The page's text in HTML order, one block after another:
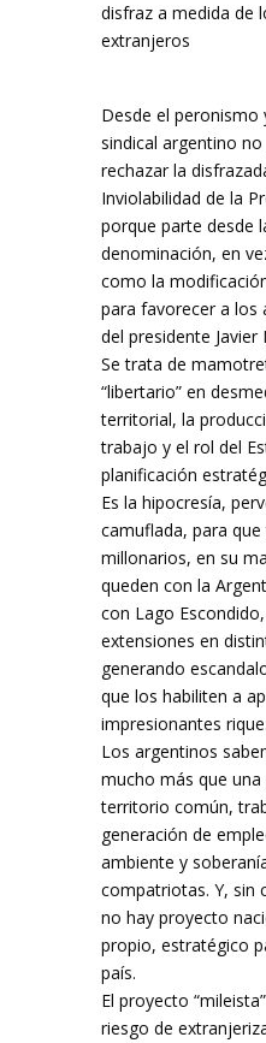
disfraz a medida de
extranjeros
Desde el peronismo
sindical argentino
rechazar la
Inviolabilidad de la
porque parte desde
denominación, en
como la
para favorecer a los
del presidente Javier
Se trata de
“libertario” en
territorial, la
trabajo y el rol del
planificación
Es la hipocresía,
camuflada, para
millonarios, en su
queden con la
con Lago
extensiones en
generando
que los habiliten a
impresionantes
Los argentinos
mucho más que
territorio común,
generación de
ambiente y
compatriotas. Y, sin
no hay proyecto
propio, estratégico
país.
El proyecto
riesgo de